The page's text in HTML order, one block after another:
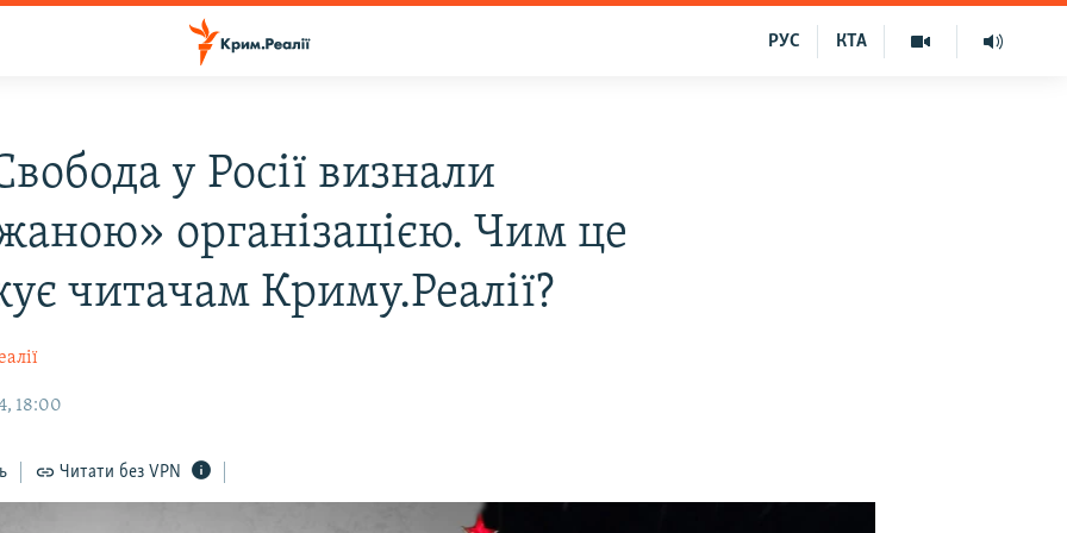
КТА
РУС
у Росії визнали
організацією. Чим це
читачам Криму.Реалії?
18:00
Читати без VPN